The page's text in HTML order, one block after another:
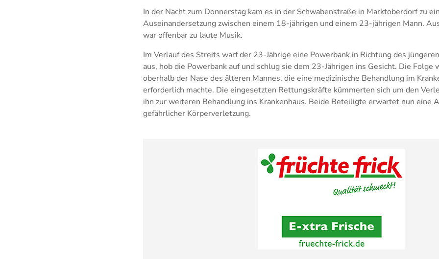
In der Nacht zum Donnerstag kam es in der Schwabenstraße in Marktoberdorf zu
Auseinandersetzung zwischen einem 18-jährigen und einem 23-jährigen Mann.
war offenbar zu laute Musik.
Im Verlauf des Streits warf der 23-Jährige eine Powerbank in Richtung des
aus, hob die Powerbank auf und schlug sie dem 23-Jährigen ins Gesicht. Die Folge
oberhalb der Nase des älteren Mannes, die eine medizinische Behandlung im
erforderlich machte. Die eingesetzten Rettungskräfte kümmerten sich um den
ihn zur weiteren Behandlung ins Krankenhaus. Beide Beteiligte erwartet nun eine
gefährlicher Körperverletzung.